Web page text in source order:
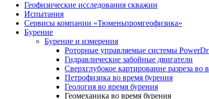
Геофизические исследования скважин
Испытания
Сервисы компании «Тюменьпромгеофизика»
Бурение
Бурение и измерения
Роторные управляемые системы
Гидравлические забойные двигатели
Сверхглубокое картирование разреза во
Петрофизика во время бурения
Геология во время бурения
Геомеханика во время бурения